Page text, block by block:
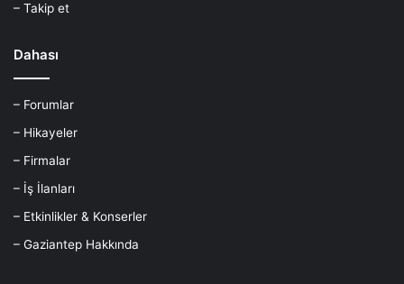
– Takip et
Dahası
– Forumlar
– Hikayeler
– Firmalar
– İş İlanları
– Etkinlikler & Konserler
– Gaziantep Hakkında